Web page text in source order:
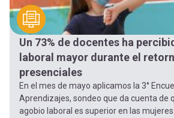
Un 73% de docentes ha
laboral mayor durante el
presenciales
En el mes de mayo aplicamos la 3°
Aprendizajes, sondeo que da cuenta de
agobio laboral es superior en las